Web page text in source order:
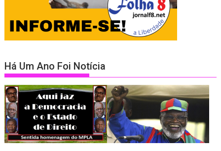
Há Um Ano Foi Notícia